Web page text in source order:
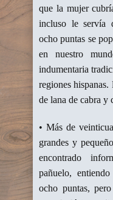
que la mujer
incluso le servía
ocho puntas se
en nuestro
indumentaria
regiones
de lana de cabra y
• Más de
grandes y
encontrado
pañuelo,
ocho puntas,